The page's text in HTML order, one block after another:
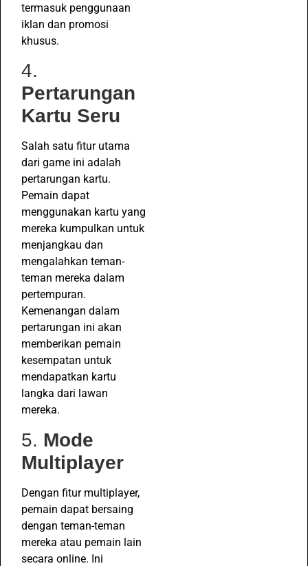
termasuk penggunaan
iklan dan promosi
khusus.
4.
Pertarungan
Kartu Seru
Salah satu fitur utama
dari game ini adalah
pertarungan kartu.
Pemain dapat
menggunakan kartu yang
mereka kumpulkan untuk
menjangkau dan
mengalahkan teman-
teman mereka dalam
pertempuran.
Kemenangan dalam
pertarungan ini akan
memberikan pemain
kesempatan untuk
mendapatkan kartu
langka dari lawan
mereka.
5. Mode
Multiplayer
Dengan fitur multiplayer,
pemain dapat bersaing
dengan teman-teman
mereka atau pemain lain
secara online. Ini